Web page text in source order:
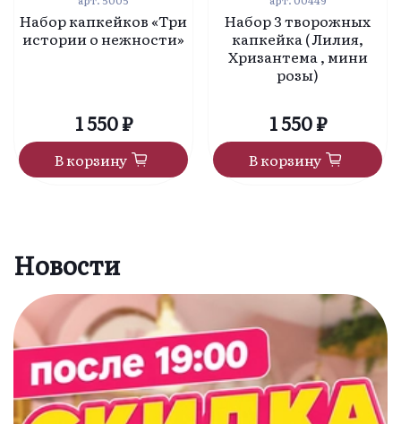
Набор капкейков «Три
истории о нежности»
1 550 ₽
В корзину
Набор 3 творожных
капкейка ( Лилия,
Хризантема , мини
розы)
1 550 ₽
В корзину
Новости